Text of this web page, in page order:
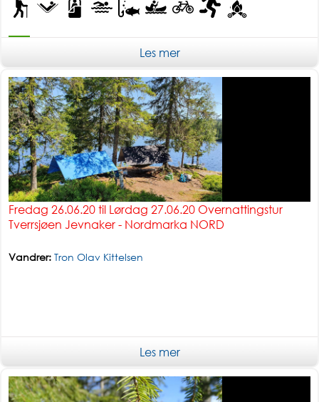
Enkel tur
Les mer
Fredag 26.06.20 til Lørdag 27.06.20 Overnattingstur
Tverrsjøen Jevnaker - Nordmarka NORD
Vandrer: Tron Olav Kittelsen
Les mer